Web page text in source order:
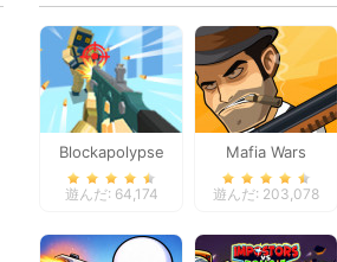
Blockapolypse
Zombie Shooter
遊んだ: 64,174
Mafia Wars
遊んだ: 203,078